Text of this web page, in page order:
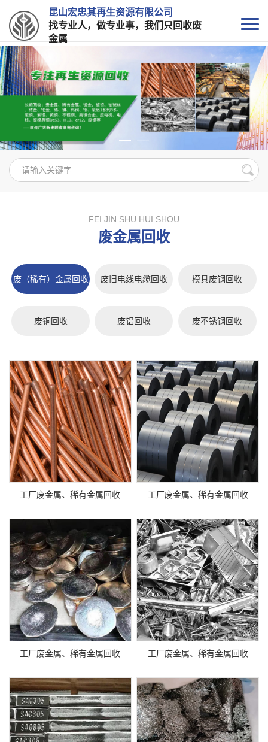
昆山宏忠其再生资源有限公司
找专业人，做专业事，我们只回收废
金属
FEI JIN SHU HUI SHOU
废金属回收
废（稀有）金属回收 废旧电线电缆回收 模具废钢回收
废铜回收 废铝回收 废不锈钢回收
工厂废金属、稀有金属回收 工厂废金属、稀有金属回收
工厂废金属、稀有金属回收 工厂废金属、稀有金属回收